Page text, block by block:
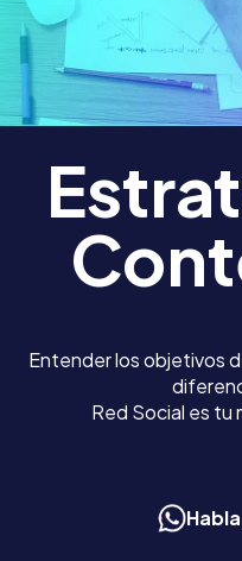
Entender los objetivos
Red Social es tu